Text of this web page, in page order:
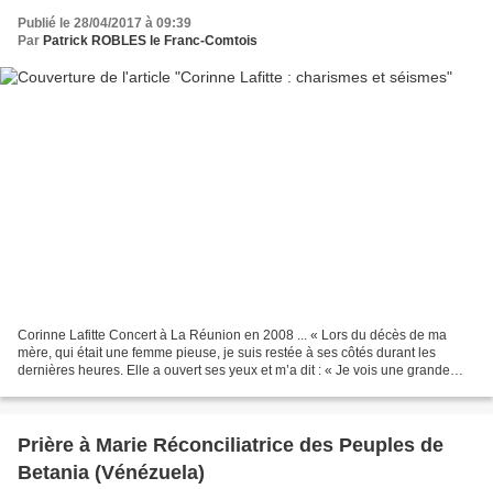
Publié le 28/04/2017 à 09:39
Par Patrick ROBLES le Franc-Comtois
Corinne Lafitte Concert à La Réunion en 2008 ... « Lors du décès de ma
mère, qui était une femme pieuse, je suis restée à ses côtés durant les
dernières heures. Elle a ouvert ses yeux et m’a dit : « Je vois une grande
Prière à Marie Réconciliatrice des Peuples de
Betania (Vénézuela)